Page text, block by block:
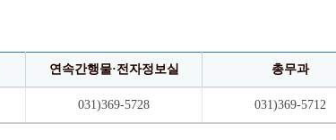
연속간행물·전자정보실 총무과
031)369-5728 031)369-5712